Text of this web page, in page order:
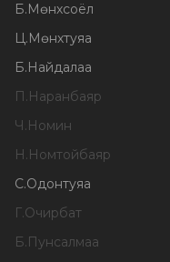
Б.Мөнхсоёл
Ц.Мөнхтуяа
Б.Найдалаа
П.Наранбаяр
Ч.Номин
Н.Номтойбаяр
С.Одонтуяа
Г.Очирбат
Б.Пунсалмаа